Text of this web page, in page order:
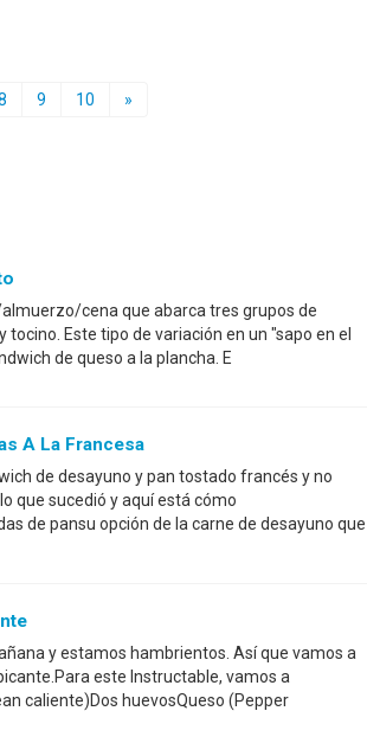
9 10 »
cena que abarca tres grupos de
Este tipo de variación en un "sapo en el
de queso a la plancha. E
A La Francesa
de desayuno y pan tostado francés y no
que sucedió y aquí está cómo
de pansu opción de la carne de desayuno que
y estamos hambrientos. Así que vamos a
este Instructable, vamos a
caliente)Dos huevosQueso (Pepper